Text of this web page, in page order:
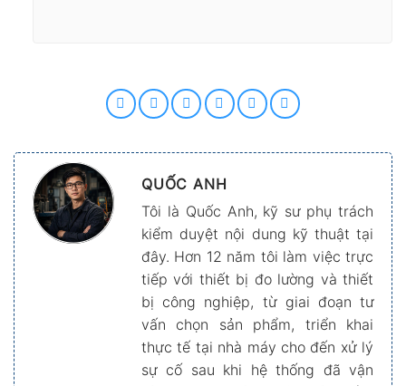
QUỐC ANH
Tôi là Quốc Anh, kỹ sư phụ trách
kiểm duyệt nội dung kỹ thuật tại
đây. Hơn 12 năm tôi làm việc trực
tiếp với thiết bị đo lường và thiết
bị công nghiệp, từ giai đoạn tư
vấn chọn sản phẩm, triển khai
thực tế tại nhà máy cho đến xử lý
sự cố sau khi hệ thống đã vận